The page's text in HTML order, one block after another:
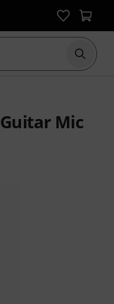
Suche
Guitar Mic